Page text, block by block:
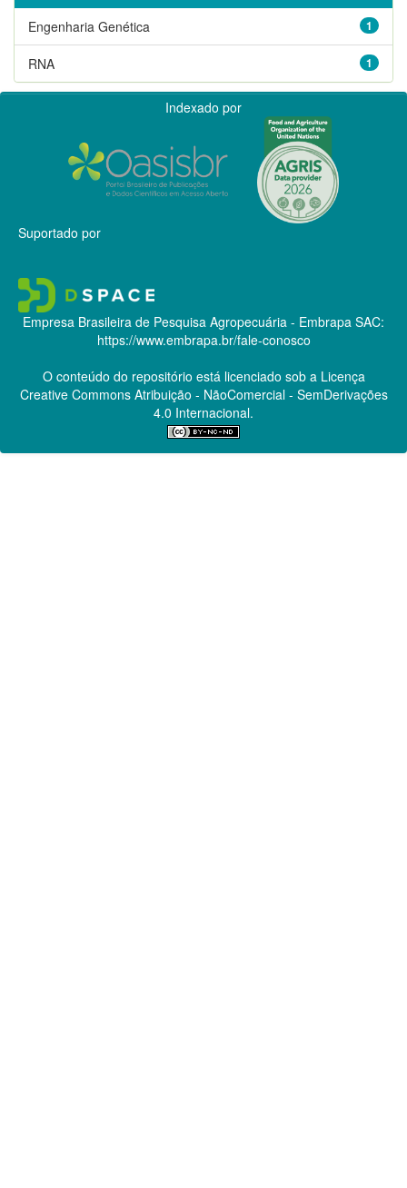
1
Engenharia Genética
1
RNA
Indexado por
Suportado por
Empresa Brasileira de Pesquisa Agropecuária - Embrapa SAC:
https://www.embrapa.br/fale-conosco
O conteúdo do repositório está licenciado sob a Licença
Creative CommonsAtribuição - NãoComercial - SemDerivações
4.0 Internacional.